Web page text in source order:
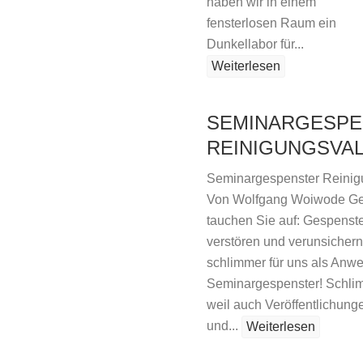
fensterlosen Raum ein
Dunkellabor für...
Weiterlesen
Seminargespenster
Von Wolfgang Woiwode
tauchen Sie auf:
verstören und
schlimmer für uns als
Seminargespenster!
weil auch
und...
Weiterlesen